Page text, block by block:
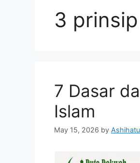
3
7 Dasar
Islam
May 15, 2026 by